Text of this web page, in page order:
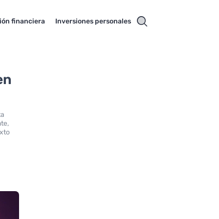
financiera Inversiones personales